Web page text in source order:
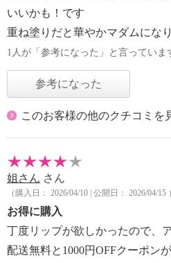
いいかも！です
重ね塗りだと華やかマダムにな
1人が「参考になった」と言っていま
参考になった
このお客様の他のクチコミを
姐さん さん
（購入日： 2026/04/10 | 公開日： 2026/04/15 ）
お得に購入
丁度リップが欲しかったので、
配送無料と1000円OFFクーポン